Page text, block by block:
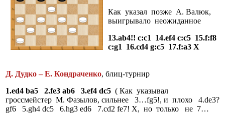
Как указал позже А. Валюк,
выигрывало неожиданное
13.ab4!! c:c1 14.ef4 c:c5 15.f:f8
c:g1 16.cd4 g:c5 17.f:a3 Х
Д. Дудко – Е. Кондраченко, блиц-турнир
1.ed4 ba5 2.fe3 ab6 3.ef4 dc5 ( Как указывал
гроссмейстер М. Фазылов, сильнее 3…fg5!, и плохо 4.de3?
gf6 5.gh4 dc5 6.hg3 ed6 7.cd2 fe7! X, но только не 7…